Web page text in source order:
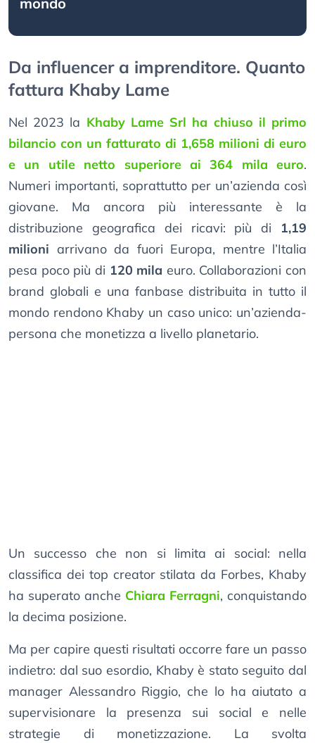
Da influencer a imprenditore. Quanto
fattura Khaby Lame
Nel 2023 la Khaby Lame Srl ha chiuso il primo
bilancio con un fatturato di 1,658 milioni di euro
e un utile netto superiore ai 364 mila euro.
Numeri importanti, soprattutto per un’azienda così
giovane. Ma ancora più interessante è la
distribuzione geografica dei ricavi: più di 1,19
milioni arrivano da fuori Europa, mentre l’Italia
pesa poco più di 120 mila euro. Collaborazioni con
brand globali e una fanbase distribuita in tutto il
mondo rendono Khaby un caso unico: un’azienda-
persona che monetizza a livello planetario.
Un successo che non si limita ai social: nella
classifica dei top creator stilata da Forbes, Khaby
ha superato anche Chiara Ferragni, conquistando
la decima posizione.
Ma per capire questi risultati occorre fare un passo
indietro: dal suo esordio, Khaby è stato seguito dal
manager Alessandro Riggio, che lo ha aiutato a
supervisionare la presenza sui social e nelle
strategie di monetizzazione. La svolta